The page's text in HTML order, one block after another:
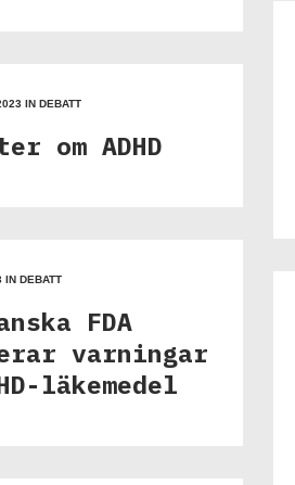
IN DEBATT
om ADHD
IN DEBATT
FDA
varningar
läkemedel